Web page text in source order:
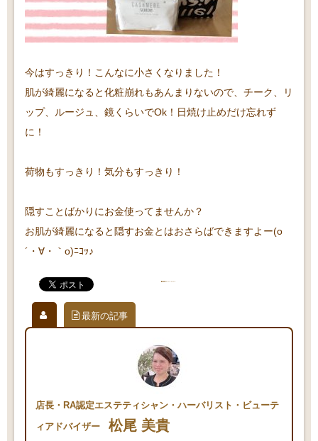
今はすっきり！こんなに小さくなりました！
肌が綺麗になると化粧崩れもあんまりないので、チーク、リ
ップ、ルージュ、鏡くらいでOk！日焼け止めだけ忘れず
に！
荷物もすっきり！気分もすっきり！
隠すことばかりにお金使ってませんか？
お肌が綺麗になると隠すお金とはおさらばできますよー(o
´・∀・｀o)ﾆｺｯ♪
最新の記事
店長・RA認定エステティシャン・ハーバリスト・ビューテ
ィアドバイザー
松尾 美貴